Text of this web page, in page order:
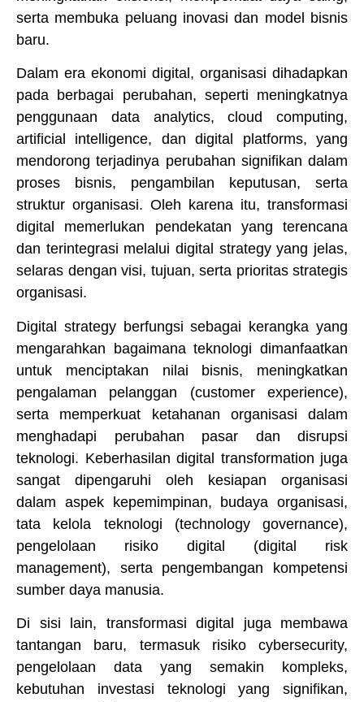
serta membuka peluang inovasi dan model bisnis
baru.
Dalam era ekonomi digital, organisasi dihadapkan
pada berbagai perubahan, seperti meningkatnya
penggunaan data analytics, cloud computing,
artificial intelligence, dan digital platforms, yang
mendorong terjadinya perubahan signifikan dalam
proses bisnis, pengambilan keputusan, serta
struktur organisasi. Oleh karena itu, transformasi
digital memerlukan pendekatan yang terencana
dan terintegrasi melalui digital strategy yang jelas,
selaras dengan visi, tujuan, serta prioritas strategis
organisasi.
Digital strategy berfungsi sebagai kerangka yang
mengarahkan bagaimana teknologi dimanfaatkan
untuk menciptakan nilai bisnis, meningkatkan
pengalaman pelanggan (customer experience),
serta memperkuat ketahanan organisasi dalam
menghadapi perubahan pasar dan disrupsi
teknologi. Keberhasilan digital transformation juga
sangat dipengaruhi oleh kesiapan organisasi
dalam aspek kepemimpinan, budaya organisasi,
tata kelola teknologi (technology governance),
pengelolaan risiko digital (digital risk
management), serta pengembangan kompetensi
sumber daya manusia.
Di sisi lain, transformasi digital juga membawa
tantangan baru, termasuk risiko cybersecurity,
pengelolaan data yang semakin kompleks,
kebutuhan investasi teknologi yang signifikan,